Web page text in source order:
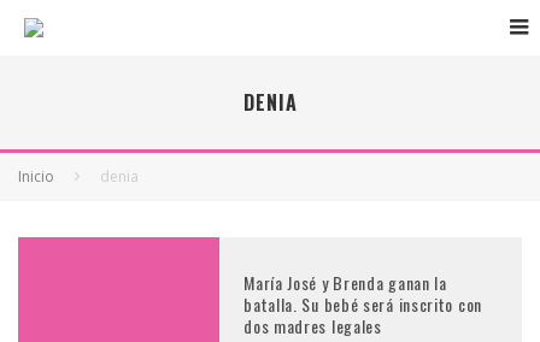
DENIA
Inicio denia
María José y Brenda ganan la
batalla. Su bebé será inscrito con
dos madres legales